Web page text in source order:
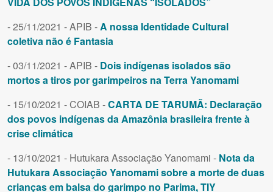
- 25/11/2021 - APIB - A nossa Identidade Cultural
coletiva não é Fantasia
- 03/11/2021 - APIB - Dois indígenas isolados são
mortos a tiros por garimpeiros na Terra Yanomami
- 15/10/2021 - COIAB -CARTA DE TARUMÃ: Declaração
dos povos indígenas da Amazônia brasileira frente à
crise climática
- 13/10/2021 - Hutukara Associação Yanomami - Nota da
Hutukara Associação Yanomami sobre a morte de duas
crianças em balsa do garimpo no Parima, TIY